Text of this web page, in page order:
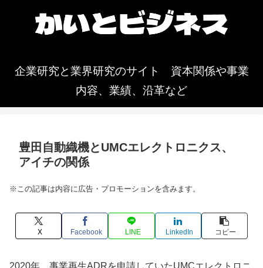
企業研究と業界研究のサイト 資本関係や事業
内容、業績、沿革など
豊田自動織機とUMCエレクトロニクス、
アイチの関係
※この記事は内容に広告・プロモーションを含みます。
X Facebook LINE LinkedIn コピー
2020年、事業再生ADRを申請していたUMCエレクトロニ